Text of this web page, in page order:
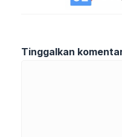
Tinggalkan